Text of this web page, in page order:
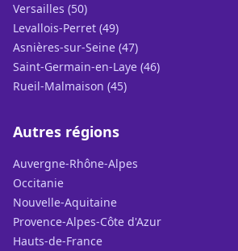
Versailles (50)
Levallois-Perret (49)
Asnières-sur-Seine (47)
Saint-Germain-en-Laye (46)
Rueil-Malmaison (45)
Autres régions
Auvergne-Rhône-Alpes
Occitanie
Nouvelle-Aquitaine
Provence-Alpes-Côte d'Azur
Hauts-de-France